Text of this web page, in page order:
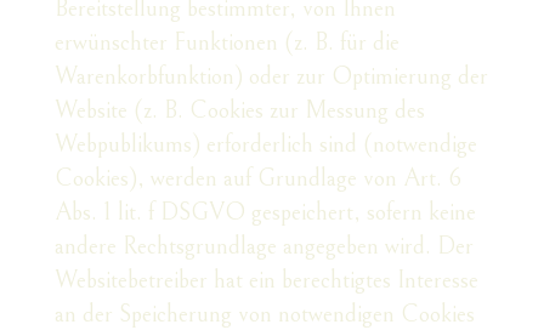
Bereitstellung bestimmter, von Ihnen
erwünschter Funktionen (z. B. für die
Warenkorbfunktion) oder zur Optimierung der
Website (z. B. Cookies zur Messung des
Webpublikums) erforderlich sind (notwendige
Cookies), werden auf Grundlage von Art. 6
Abs. 1 lit. f DSGVO gespeichert, sofern keine
andere Rechtsgrundlage angegeben wird. Der
Websitebetreiber hat ein berechtigtes Interesse
an der Speicherung von notwendigen Cookies